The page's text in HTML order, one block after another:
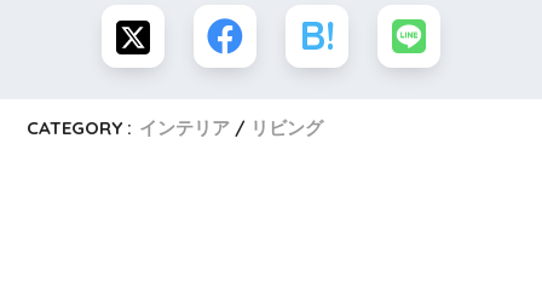
CATEGORY : インテリア リビング